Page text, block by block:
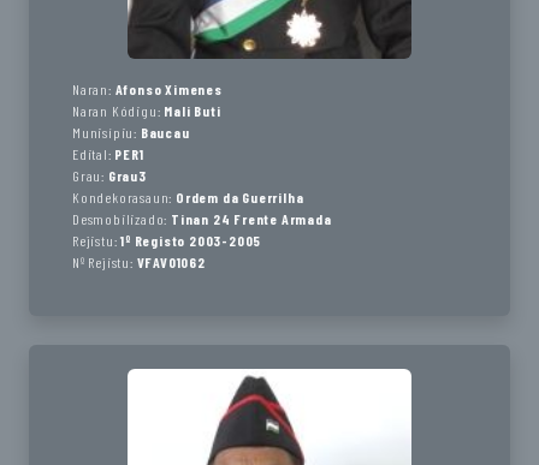
Naran: Afonso Ximenes
Naran Kódigu: Mali Buti
Munisípiu: Baucau
Edital: PER1
Grau: Grau3
Kondekorasaun: Ordem da Guerrilha
Desmobilizado: Tinan 24 Frente Armada
Rejistu: 1º Registo 2003-2005
Nº Rejistu: VFAV01062